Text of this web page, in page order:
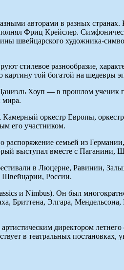
авторами в разных
Фриц Крейслер.
швейцарского художника-
стилевое разнообразие,
той богатой на шедевры
Хоуп — в прошлом ученик
мира.
оркестр Европы,
его участником.
семьей из
выступал вместе с Паганини,
в Люцерне, Равинии,
России.
и Nimbus). Он был
Бриттена, Элгара,
директором
в театральных